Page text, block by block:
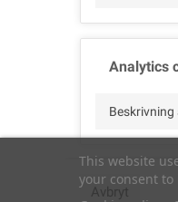
This website
your consent
Analytics
Beskrivning
Avbryt